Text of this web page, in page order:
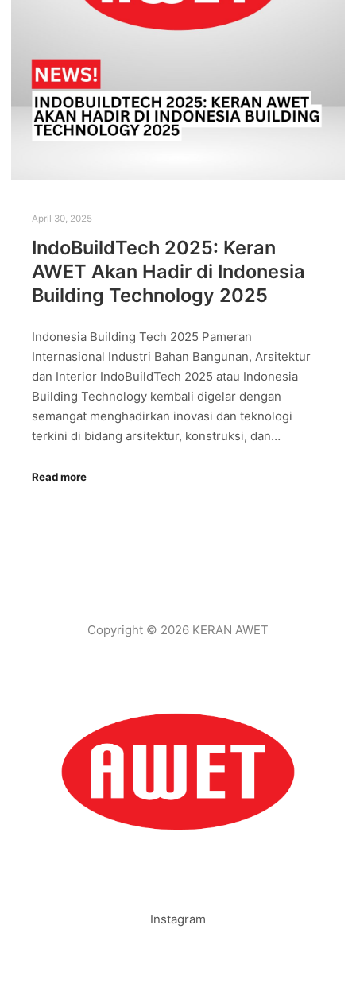
April 30, 2025
IndoBuildTech 2025: Keran
AWET Akan Hadir di Indonesia
Building Technology 2025
Indonesia Building Tech 2025 Pameran
Internasional Industri Bahan Bangunan, Arsitektur
dan Interior IndoBuildTech 2025 atau Indonesia
Building Technology kembali digelar dengan
semangat menghadirkan inovasi dan teknologi
terkini di bidang arsitektur, konstruksi, dan…
Read more
Copyright © 2026 KERAN AWET
Instagram